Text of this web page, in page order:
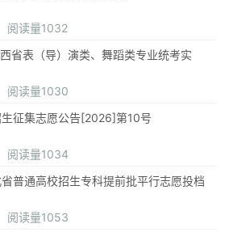
阅读量1032
省表（导）演类、舞蹈类专业统考实
阅读量1030
征集志愿公告[2026]第10号
阅读量1034
普通高校招生专科提前批平行志愿投档
阅读量1053